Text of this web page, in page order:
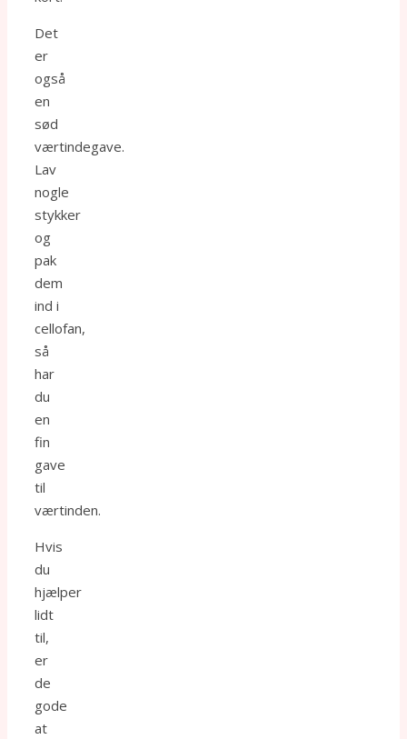
Det
er
også
en
sød
værtindegave.
Lav
nogle
stykker
og
pak
dem
ind i
cellofan,
så
har
du
en
fin
gave
til
værtinden.
Hvis
du
hjælper
lidt
til,
er
de
gode
at